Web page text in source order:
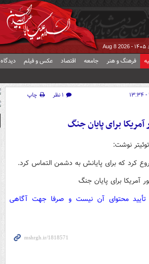
Aug 8 2026
فرهنگ و هنر جامعه اقتصاد عکس و فیلم دیدگاه
۱ نظر
چاپ
برای پایان جنگ
نوشت:
کرد که برای پایانش به دشمن التماس کرد.
تأیید محتوای آن نیست و صرفا جهت آگاهی